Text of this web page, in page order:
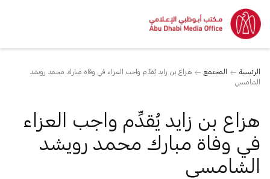
الرئيسية المجتمع
هزاع بن زايد يُقدِّم واجب العزاء في وفاة مبارك محمد رويشد
الشامسي
هزاع بن زايد يُقدِّم واجب العزاء
في وفاة مبارك محمد رويشد
الشامسي